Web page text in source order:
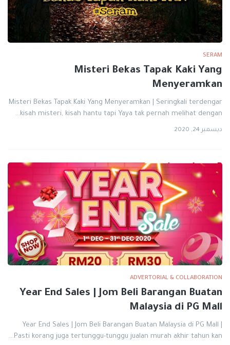
SERAM
Misteri Bekas Tapak Kaki Yang
Menyeramkan
Misteri Bekas Tapak Kaki Yang Menyeramkan | Seringkali terdengar
kisah misteri, kisah hantu tapi Yaya tak pernah melihat dengan…
ديسمبر 24, 2020
ADVERTORIAL & COLLABORATION
Year End Sales | Jom Beli Barangan Buatan
Malaysia di PG Mall
Year End Sales | Jom Beli Barangan Buatan Malaysia di PG Mall |
Pasti korang juga tertunggu-tunggu jualan murah akhir tahun kan…